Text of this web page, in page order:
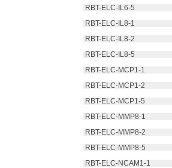
RBT-ELC-IL6-5
RBT-ELC-IL8-1
RBT-ELC-IL8-2
RBT-ELC-IL8-5
RBT-ELC-MCP1-1
RBT-ELC-MCP1-2
RBT-ELC-MCP1-5
RBT-ELC-MMP8-1
RBT-ELC-MMP8-2
RBT-ELC-MMP8-5
RBT-ELC-NCAM1-1